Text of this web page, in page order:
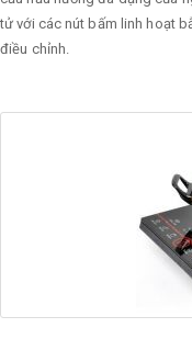
tử với các nút bấm linh hoạt
điều chỉnh.